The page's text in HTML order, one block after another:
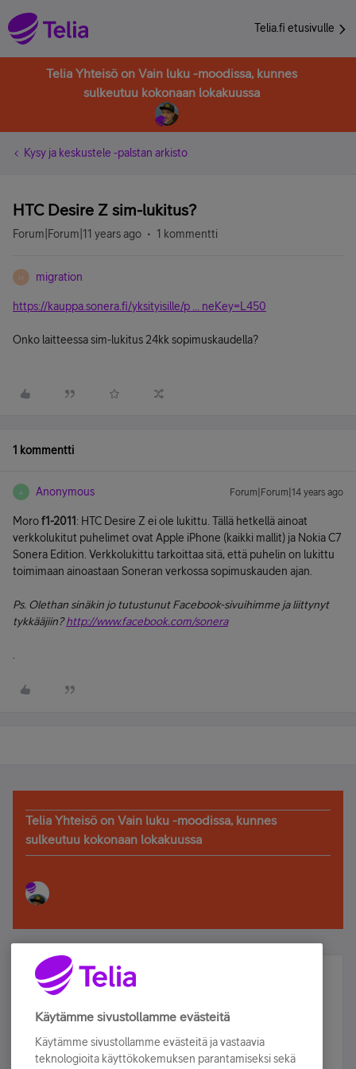
Telia.fi etusivulle
Telia Yhteisö on Vain luku -moodissa, kunnes
sulkeutuu kokonaan lokakuussa
Kysy ja keskustele -palstan arkisto
HTC Desire Z sim-lukitus?
Forum|Forum|11 years ago 1 kommentti
M migration
https://kauppa.sonera.fi/yksityisille/p ... neKey=L450
Onko laitteessa sim-lukitus 24kk sopimuskaudella?
1 kommentti
A Anonymous Forum|Forum|14 years ago
Morof1-2011 : HTC Desire Z ei ole lukittu. Tällä hetkellä ainoat
verkkolukitut puhelimet ovat Apple iPhone (kaikki mallit) ja Nokia C7
Sonera Edition. Verkkolukittu tarkoittaa sitä, että puhelin on lukittu
toimimaan ainoastaan Soneran verkossa sopimuskauden ajan.
Ps. Olethan sinäkin jo tutustunut Facebook-sivuihimme ja liittynyt
tykkääjiin?http://www.facebook.com/sonera
Telia Yhteisö on Vain luku -moodissa, kunnes
sulkeutuu kokonaan lokakuussa
Älä jää paitsi – osallistu ja voita!
Tilaa Telian uutiskirje ja olet mukana arvonnassa.
sähköpostiisi.
Käytämme sivustollamme evästeitä
Käytämme sivustollamme evästeitä ja vastaavia
teknologioita käyttökokemuksen parantamiseksi sekä